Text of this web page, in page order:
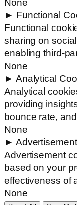
None
► Functional
Functional
sharing on
enabling third-
None
► Analytical
Analytical
providing
bounce rate,
None
►
Advertisement
based on your
effectiveness of
None